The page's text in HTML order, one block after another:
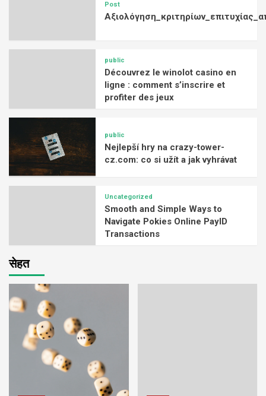
Post
public
Découvrez le winolot casino en
ligne : comment s’inscrire et
profiter des jeux
public
Nejlepší hry na crazy-tower-
cz.com: co si užít a jak vyhrávat
Uncategorized
Smooth and Simple Ways to
Navigate Pokies Online PayID
Transactions
सेहत